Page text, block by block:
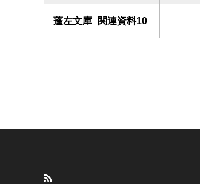
蓬左文庫_関連資料10